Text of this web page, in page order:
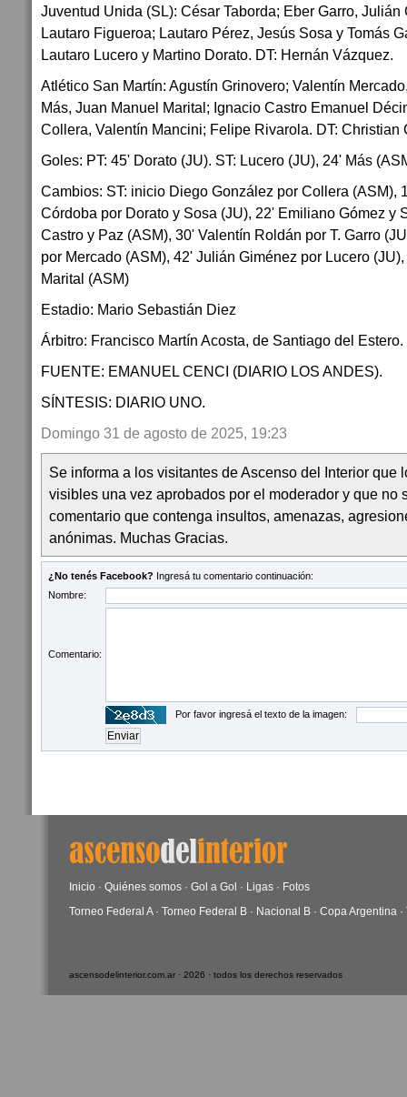
Juventud Unida (SL): César Taborda; Eber Garro,
Lautaro Figueroa; Lautaro Pérez, Jesús Sosa y Tomás
Lautaro Lucero y Martino Dorato. DT: Hernán Vázquez.
Atlético San Martín: Agustín Grinovero; Valentín
Más, Juan Manuel Marital; Ignacio Castro Emanuel
Collera, Valentín Mancini; Felipe Rivarola. DT: Christian
Goles: PT: 45' Dorato (JU). ST: Lucero (JU), 24' Más
Cambios: ST: inicio Diego González por Collera (ASM),
Córdoba por Dorato y Sosa (JU), 22' Emiliano Gómez y
Castro y Paz (ASM), 30' Valentín Roldán por T. Garro
por Mercado (ASM), 42' Julián Giménez por Lucero
Marital (ASM)
Estadio: Mario Sebastián Diez
Árbitro: Francisco Martín Acosta, de Santiago del Estero.
FUENTE: EMANUEL CENCI (DIARIO LOS ANDES).
SÍNTESIS: DIARIO UNO.
Domingo 31 de agosto de 2025, 19:23
Se informa a los visitantes de Ascenso del Interior que
visibles una vez aprobados por el moderador y que no
comentario que contenga insultos, amenazas,
anónimas. Muchas Gracias.
¿No tenés Facebook? Ingresá tu comentario continuación:
Nombre:
Comentario:
Por favor ingresá el texto de la imagen:
Inicio · Quiénes somos · Gol a Gol · Ligas · Fotos
Torneo Federal A· Torneo Federal B · Nacional B · Copa Argentina ·
ascensodelinterior.com.ar · 2026 · todos los derechos reservados